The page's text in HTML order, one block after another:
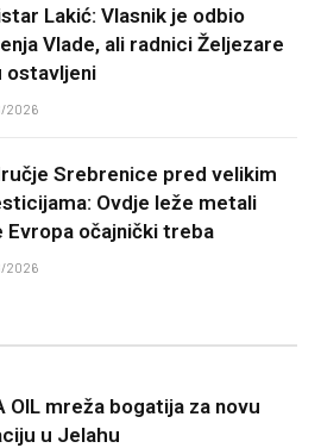
Lakić: Vlasnik je odbio
Vlade, ali radnici Željezare
ostavljeni
2026
Srebrenice pred velikim
Ovdje leže metali
Evropa očajnički treba
2026
OIL mreža bogatija za novu
u Jelahu